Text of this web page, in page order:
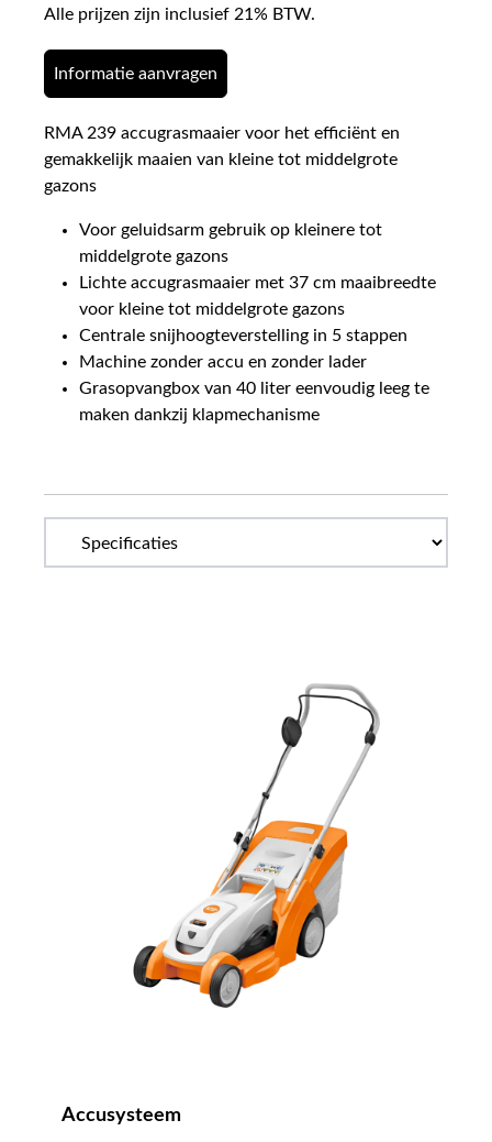
Alle prijzen zijn inclusief 21% BTW.
Informatie aanvragen
RMA 239 accugrasmaaier voor het efficiënt en
gemakkelijk maaien van kleine tot middelgrote
gazons
Voor geluidsarm gebruik op kleinere tot
middelgrote gazons
Lichte accugrasmaaier met 37 cm maaibreedte
voor kleine tot middelgrote gazons
Centrale snijhoogteverstelling in 5 stappen
Machine zonder accu en zonder lader
Grasopvangbox van 40 liter eenvoudig leeg te
maken dankzij klapmechanisme
Accusysteem